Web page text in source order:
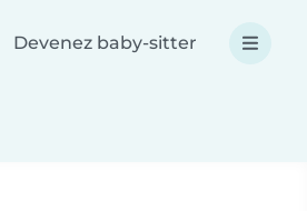
Devenez baby-sitter